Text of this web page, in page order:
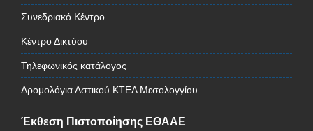
Συνεδριακό Κέντρο
Κέντρο Δικτύου
Τηλεφωνικός κατάλογος
Δρομολόγια Αστικού ΚΤΕΛ Μεσολογγίου
Έκθεση Πιστοποίησης ΕΘΑΑΕ